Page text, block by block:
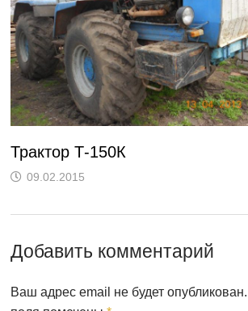
Трактор Т-150К
09.02.2015
Добавить комментарий
Ваш адрес email не будет опубликован.